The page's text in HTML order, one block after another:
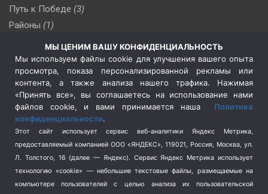
Путь к Победе (3)
Районы (1)
(510)
Сельское хозяйство (3)
Социальная политика
(3)
Спецоперация в Украине
Спецоперация на Украине
(404)
Спорт (740)
Терроризм (1)
Транспорт (262)
Туризм (178)
МЫ ЦЕНИМ ВАШУ КОНФИДЕНЦИАЛЬНОСТЬ
Мы используем файлы cookie для улучшения вашего опыта
просмотра, показа персонализированной рекламы или
контента, а также анализа нашего трафика. Нажимая
«Принять все», вы соглашаетесь на использование нами
файлов cookie, и вами принимается наша Политика
конфиденциальности.
Этот сайт использует сервис веб-аналитики Яндекс Метрика,
предоставляемый компанией ООО «ЯНДЕКС», 119021, Россия, Москва, ул.
Л. Толстого, 16 (далее — Яндекс). Сервис Яндекс Метрика использует
технологию «cookie» — небольшие текстовые файлы, размещаемые на
компьютере пользователей с целью анализа их пользовательской